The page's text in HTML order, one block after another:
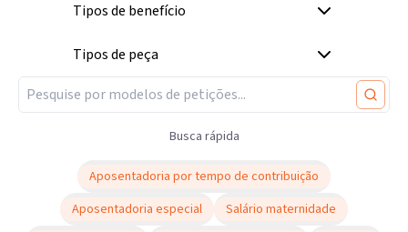
Tipos de benefício
Tipos de peça
Busca rápida
Aposentadoria por tempo de contribuição
Aposentadoria especial
Salário maternidade